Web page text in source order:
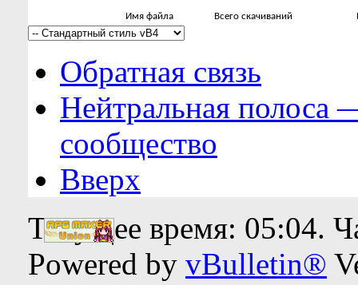
Имя файла Всего скачиваний
Обратная связь
Нейтральная полоса
сообщество
Вверх
Текущее время: 05:04.
Powered by vBulletin®